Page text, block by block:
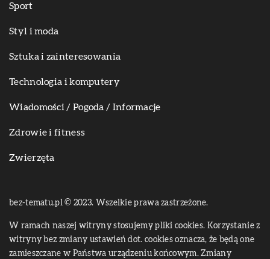
Sport
Styl i moda
Sztuka i zainteresowania
Technologia i komputery
Wiadomości / Pogoda / Informacje
Zdrowie i fitness
Zwierzęta
bez-tematu.pl © 2023. Wszelkie prawa zastrzeżone.
W ramach naszej witryny stosujemy pliki cookies. Korzystanie z
witryny bez zmiany ustawień dot. cookies oznacza, że będą one
zamieszczane w Państwa urządzeniu końcowym. Zmiany